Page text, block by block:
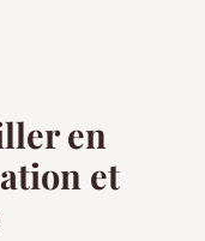
en
et